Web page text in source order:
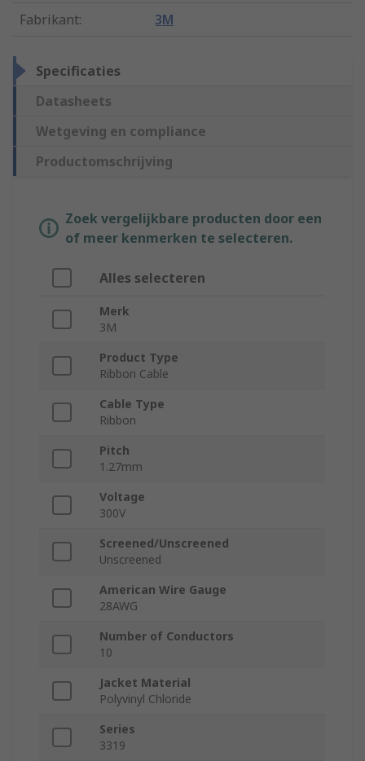
Fabrikant: 3M
Specificaties
Datasheets
Wetgeving en compliance
Productomschrijving
Zoek vergelijkbare producten door een
of meer kenmerken te selecteren.
Alles selecteren
Merk
3M
Product Type
Ribbon Cable
Cable Type
Ribbon
Pitch
1.27mm
Voltage
300V
Screened/Unscreened
Unscreened
American Wire Gauge
28AWG
Number of Conductors
10
Jacket Material
Polyvinyl Chloride
Series
3319